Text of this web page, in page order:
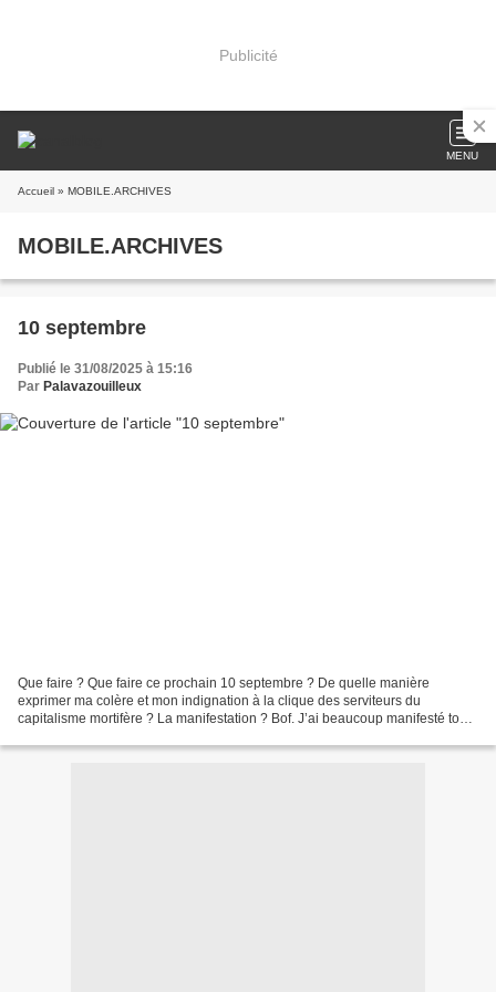
Publicité
MENU
Accueil » MOBILE.ARCHIVES
MOBILE.ARCHIVES
10 septembre
Publié le 31/08/2025 à 15:16
Par Palavazouilleux
Que faire ? Que faire ce prochain 10 septembre ? De quelle manière
exprimer ma colère et mon indignation à la clique des serviteurs du
capitalisme mortifère ? La manifestation ? Bof. J’ai beaucoup manifesté tout